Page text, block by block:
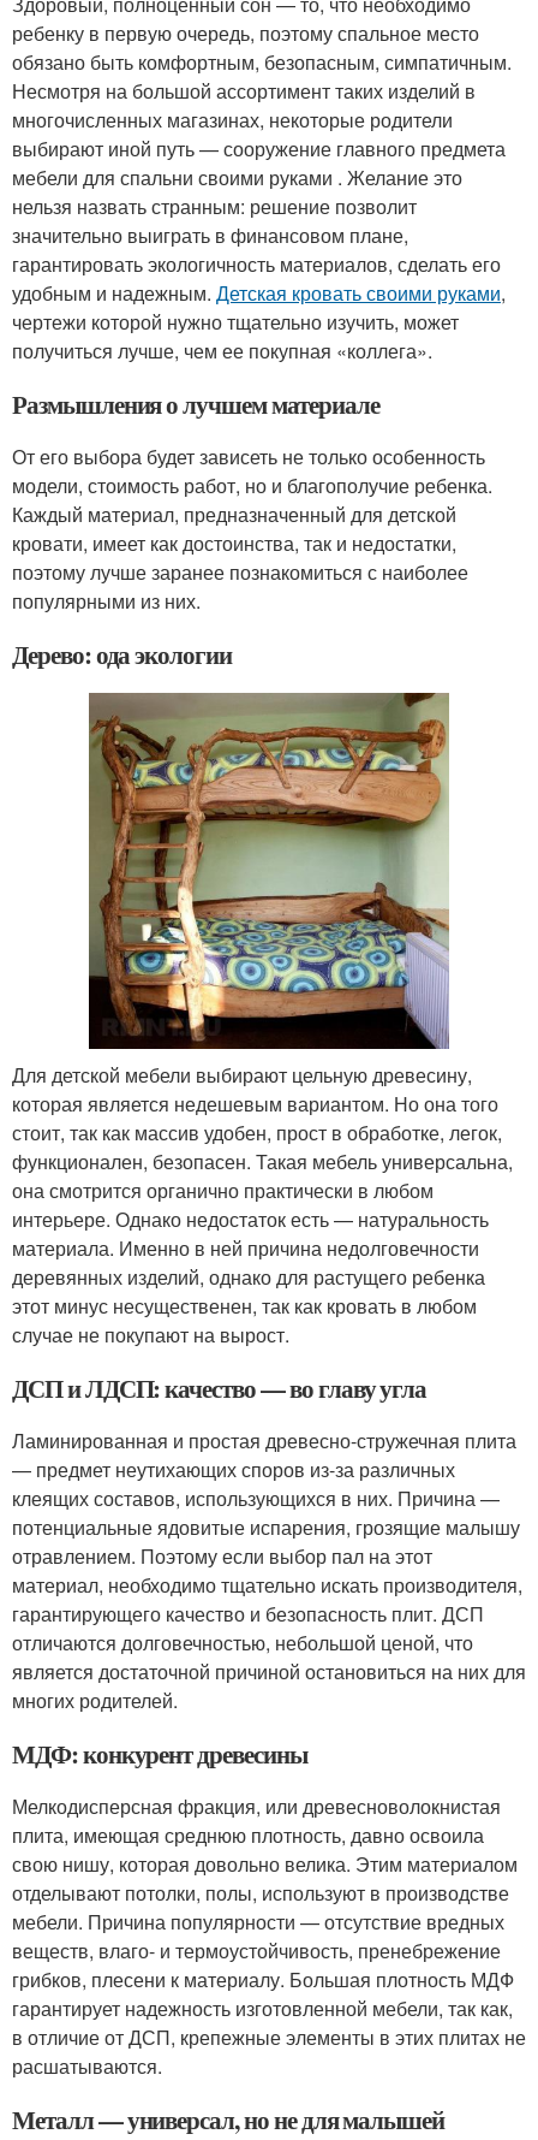
ребенку в первую очередь, поэтому спальное место
обязано быть комфортным, безопасным, симпатичным.
Несмотря на большой ассортимент таких изделий в
многочисленных магазинах, некоторые родители
выбирают иной путь — сооружение главного предмета
мебели для спальни своими руками . Желание это
нельзя назвать странным: решение позволит
значительно выиграть в финансовом плане,
гарантировать экологичность материалов, сделать его
удобным и надежным. Детская кровать своими руками,
чертежи которой нужно тщательно изучить, может
получиться лучше, чем ее покупная «коллега».
Размышления о лучшем материале
От его выбора будет зависеть не только особенность
модели, стоимость работ, но и благополучие ребенка.
Каждый материал, предназначенный для детской
кровати, имеет как достоинства, так и недостатки,
поэтому лучше заранее познакомиться с наиболее
популярными из них.
Дерево: ода экологии
Для детской мебели выбирают цельную древесину,
которая является недешевым вариантом. Но она того
стоит, так как массив удобен, прост в обработке, легок,
функционален, безопасен. Такая мебель универсальна,
она смотрится органично практически в любом
интерьере. Однако недостаток есть — натуральность
материала. Именно в ней причина недолговечности
деревянных изделий, однако для растущего ребенка
этот минус несущественен, так как кровать в любом
случае не покупают на вырост.
ДСП и ЛДСП: качество — во главу угла
Ламинированная и простая древесно-стружечная плита
— предмет неутихающих споров из-за различных
клеящих составов, использующихся в них. Причина —
потенциальные ядовитые испарения, грозящие малышу
отравлением. Поэтому если выбор пал на этот
материал, необходимо тщательно искать производителя,
гарантирующего качество и безопасность плит. ДСП
отличаются долговечностью, небольшой ценой, что
является достаточной причиной остановиться на них для
многих родителей.
МДФ: конкурент древесины
Мелкодисперсная фракция, или древесноволокнистая
плита, имеющая среднюю плотность, давно освоила
свою нишу, которая довольно велика. Этим материалом
отделывают потолки, полы, используют в производстве
мебели. Причина популярности — отсутствие вредных
веществ, влаго- и термоустойчивость, пренебрежение
грибков, плесени к материалу. Большая плотность МДФ
гарантирует надежность изготовленной мебели, так как,
в отличие от ДСП, крепежные элементы в этих плитах не
расшатываются.
Металл — универсал, но не для малышей